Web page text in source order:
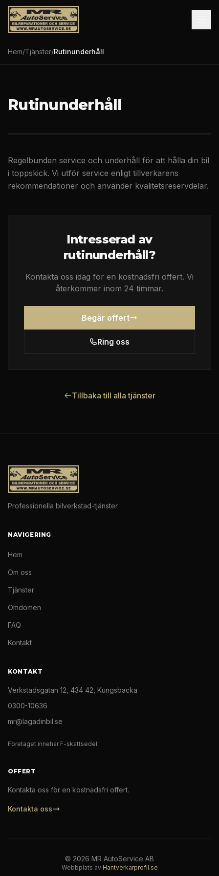
Hem/Tjänster/Rutinunderhåll
Rutinunderhåll
Regelbunden service och underhåll för att hålla din bil
i toppskick. Vi utför service enligt tillverkarens
rekommendationer och använder kvalitetsreservdelar.
Intresserad av
rutinunderhåll?
Kontakta oss idag för en kostnadsfri offert. Vi
återkommer inom 24 timmar.
Begär offert
Ring oss
Tillbaka till alla tjänster
Professionella bilverkstad-tjänster
NAVIGERING
Hem
Om oss
Tjänster
Omdömen
FAQ
Kontakt
KONTAKT
Verkstadsgatan 12, 434 42, Kungsbacka
0300-10636
mr@lagadinbil.se
Företaget innehar F-skattsedel
OFFERT
Kontakta oss för en kostnadsfri offert.
Kontakta oss
© 2026 MR AutoService AB
Webbplats av Hantverkarprofil.se